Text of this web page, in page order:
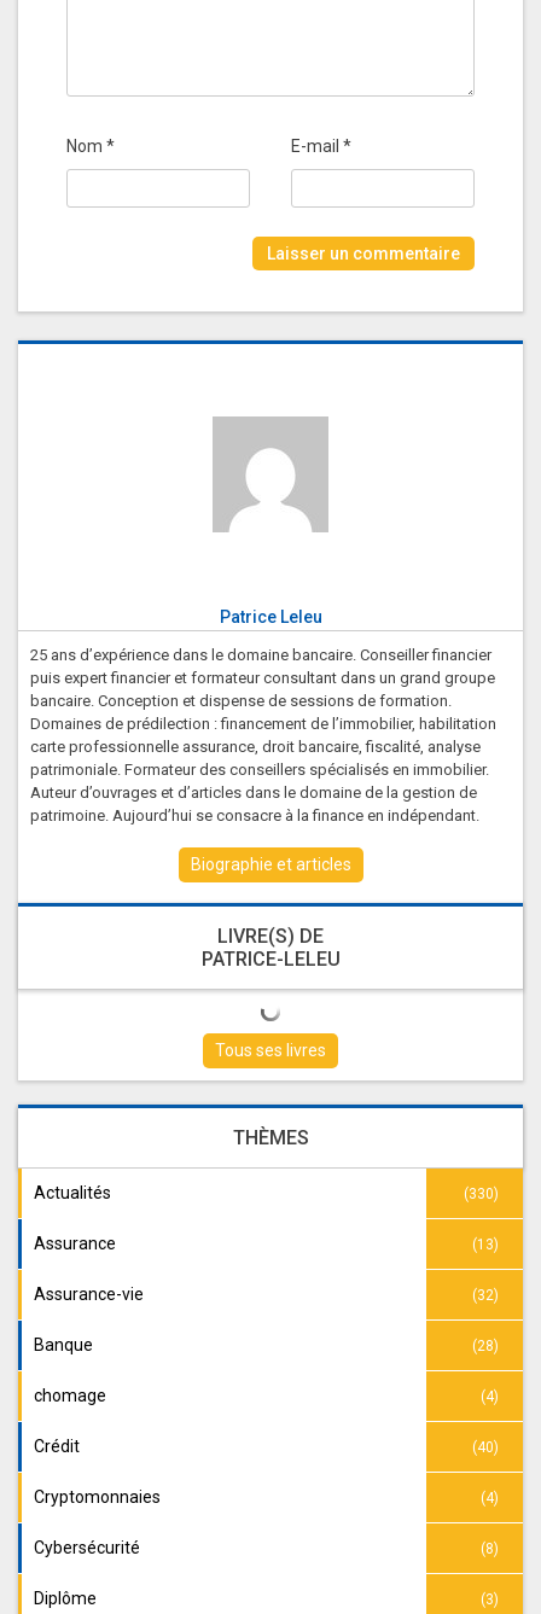
Nom * E-mail *
Patrice Leleu
25 ans d’expérience dans le domaine bancaire. Conseiller financier
puis expert financier et formateur consultant dans un grand groupe
bancaire. Conception et dispense de sessions de formation.
Domaines de prédilection : financement de l’immobilier, habilitation
carte professionnelle assurance, droit bancaire, fiscalité, analyse
patrimoniale. Formateur des conseillers spécialisés en immobilier.
Auteur d’ouvrages et d’articles dans le domaine de la gestion de
patrimoine. Aujourd’hui se consacre à la finance en indépendant.
Biographie et articles
LIVRE(S) DE
PATRICE-LELEU
Tous ses livres
THÈMES
Actualités (330)
Assurance (13)
Assurance-vie (32)
Banque (28)
chomage (4)
Crédit (40)
Cryptomonnaies (4)
Cybersécurité (8)
Diplôme (3)